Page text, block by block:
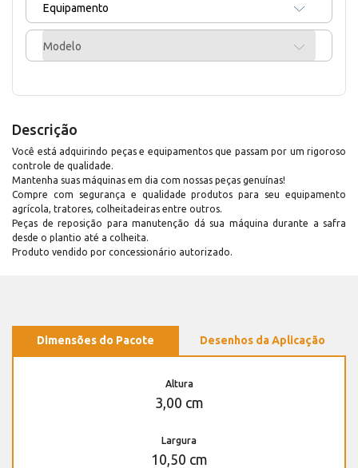
Equipamento
Modelo
Descrição
Você está adquirindo peças e equipamentos que passam por um rigoroso
controle de qualidade.
Mantenha suas máquinas em dia com nossas peças genuínas!
Compre com segurança e qualidade produtos para seu equipamento
agrícola, tratores, colheitadeiras entre outros.
Peças de reposição para manutenção dá sua máquina durante a safra
desde o plantio até a colheita.
Produto vendido por concessionário autorizado.
Dimensões do Pacote Desenhos da Aplicação
Altura
3,00 cm
Largura
10,50 cm